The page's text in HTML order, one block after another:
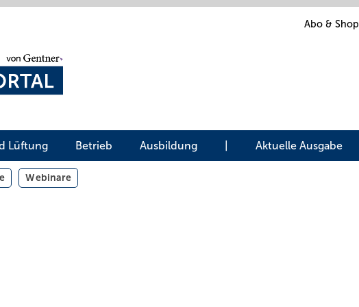
Abo & Shop
Lüftung Betrieb Ausbildung Aktuelle Ausgabe
Webinare